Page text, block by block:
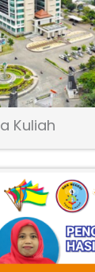
Kuliah